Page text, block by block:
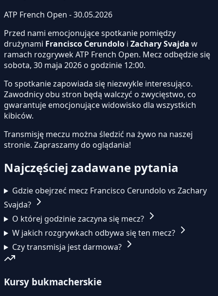
ATP French Open - 30.05.2026
Przed nami emocjonujące spotkanie pomiędzy
drużynami Francisco Cerundolo i Zachary Svajda w
ramach rozgrywek ATP French Open. Mecz odbędzie się
sobota, 30 maja 2026 o godzinie 12:00.
To spotkanie zapowiada się niezwykle interesująco.
Zawodnicy obu stron będą walczyć o zwycięstwo, co
gwarantuje emocjonujące widowisko dla wszystkich
kibiców.
Transmisję meczu można śledzić na żywo na naszej
stronie. Zapraszamy do oglądania!
Najczęściej zadawane pytania
Gdzie obejrzeć mecz Francisco Cerundolo vs Zachary
Svajda?
O której godzinie zaczyna się mecz?
W jakich rozgrywkach odbywa się ten mecz?
Czy transmisja jest darmowa?
Kursy bukmacherskie